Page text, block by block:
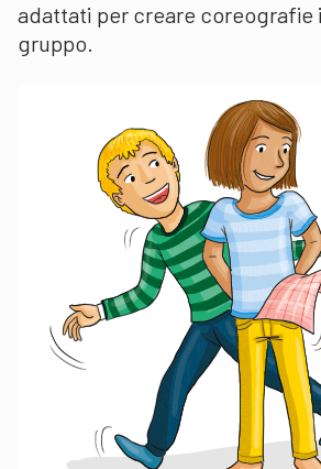
adattati per creare coreografie
gruppo.